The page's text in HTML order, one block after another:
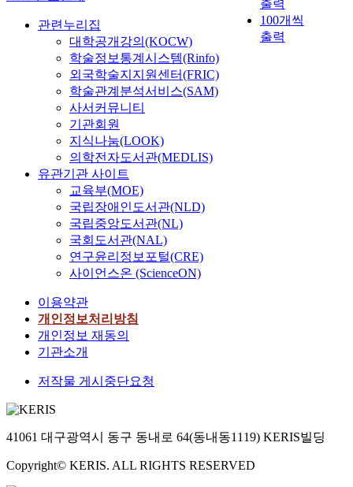
출력
100개씩
출력
관련누리집
대학공개강의(KOCW)
학술정보통계시스템(Rinfo)
외국학술지지원센터(FRIC)
학술관계분석서비스(SAM)
사서커뮤니티
기관회원
지식나눔(LOOK)
의학전자도서관(MEDLIS)
유관기관 사이트
교육부(MOE)
국립장애인도서관(NLD)
국립중앙도서관(NL)
국회도서관(NAL)
연구윤리정보포털(CRE)
사이언스온 (ScienceON)
이용약관
개인정보처리방침
개인정보 재동의
기관소개
저작물 게시중단요청
41061 대구광역시 동구 동내로 64(동내동1119) KERIS빌딩
Copyright© KERIS. ALL RIGHTS RESERVED